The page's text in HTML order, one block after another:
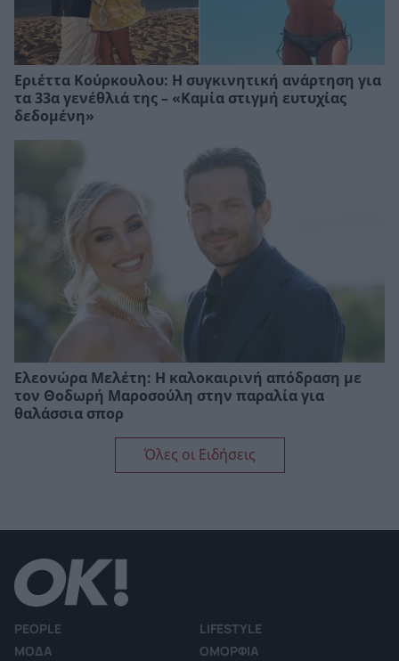
Εριέττα Κούρκουλου: Η συγκινητική ανάρτηση για
τα 33α γενέθλιά της – «Καμία στιγμή ευτυχίας
δεδομένη»
Ελεονώρα Μελέτη: Η καλοκαιρινή απόδραση με
τον Θοδωρή Μαροσούλη στην παραλία για
θαλάσσια σπορ
Όλες οι Ειδήσεις
PEOPLE
LIFESTYLE
ΜΟΔΑ
ΟΜΟΡΦΙΑ